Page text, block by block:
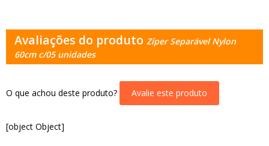
Avaliações do produto Zíper Separável Nylon
60cm c/05 unidades
O que achou deste produto? Avalie este produto
[object Object]